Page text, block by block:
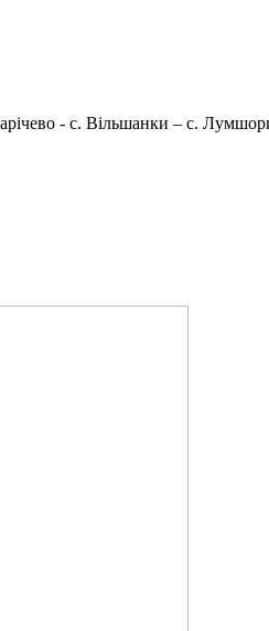
- с. Вільшанки – с.